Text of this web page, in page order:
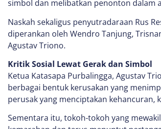
simbol dan melibatkan penonton dalam
Naskah sekaligus penyutradaraan Rus
diperankan oleh Wendro Tanjung,
Agustav Triono.
Kritik Sosial Lewat Gerak dan Simbol
Ketua Katasapa Purbalingga, Agustav
berbagai bentuk kerusakan yang
perusak yang menciptakan kehancuran,
Sementara itu, tokoh-tokoh yang